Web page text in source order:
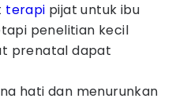
terapi pijat untuk ibu
penelitian kecil
prenatal dapat
hati dan menurunkan